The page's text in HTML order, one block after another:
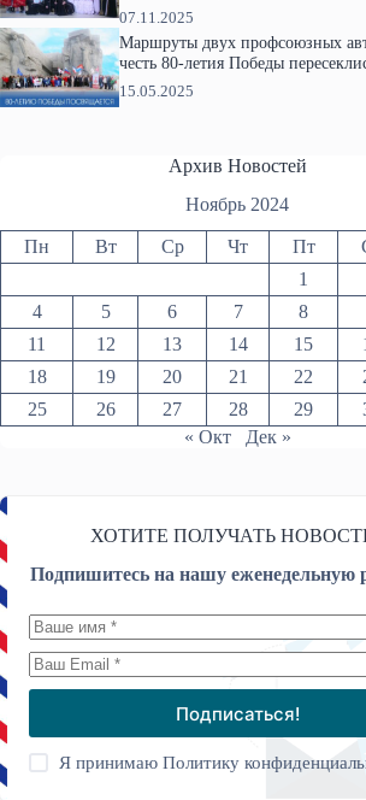
07.11.2025
Маршруты двух профсоюзных
честь 80-летия Победы
15.05.2025
Архив Новостей
Ноябрь 2024
Пн Вт Ср Чт Пт
1
4
5 6 7 8
11
12 13 14 15
18
19 20 21 22
25
26 27 28 29
« Окт
Дек »
ХОТИТЕ ПОЛУЧАТЬ
Подпишитесь на нашу еженедельную
Подписаться!
Я принимаюПолитику